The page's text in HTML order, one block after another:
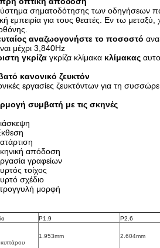
σηματοδότησης των οδηγήσεων
εμπειρία για τους θεατές. Εν τω
αναζωογονήστε το ποσοστό
μέχρι 3,840Hz
γκρίζα γκρίζα κλίμακα κλίμακας
κανονικό ζευκτόν
εργασίες ζευκτόντων για τη
συμβατή με τις σκηνές
απόδοση
γραφείων
τοίχος
σχέδιο
μορφή
P1.9 P2.6
1.953mm 2.604mm